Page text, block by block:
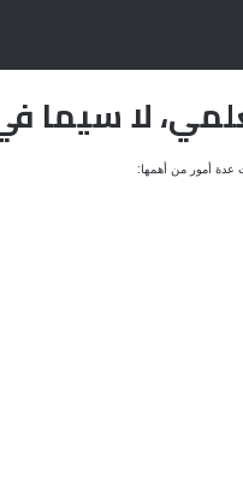
لا سيما في
عدة أمور من أهمها: